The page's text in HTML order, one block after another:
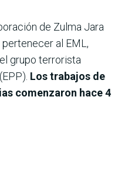
de Zulma Jara
al EML,
grupo terrorista
Los trabajos de
comenzaron hace 4